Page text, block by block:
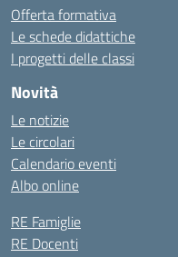
Offerta formativa
Le schede didattiche
I progetti delle classi
Novità
Le notizie
Le circolari
Calendario eventi
Albo online
RE Famiglie
RE Docenti